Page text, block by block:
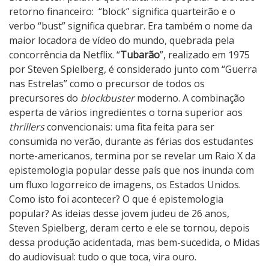
u
b
a
r
ã
o
retorno financeiro: “block” significa quarteirão e o
verbo “bust” significa quebrar. Era também o nome da
maior locadora de vídeo do mundo, quebrada pela
concorrência da Netflix. “Tubarão”, realizado em 1975
por Steven Spielberg, é considerado junto com “Guerra
nas Estrelas” como o precursor de todos os
precursores do blockbustermoderno. A combinação
esperta de vários ingredientes o torna superior aos
thrillersconvencionais: uma fita feita para ser
consumida no verão, durante as férias dos estudantes
norte-americanos, termina por se revelar um Raio X da
epistemologia popular desse país que nos inunda com
um fluxo logorreico de imagens, os Estados Unidos.
Como isto foi acontecer? O que é epistemologia
popular? As ideias desse jovem judeu de 26 anos,
Steven Spielberg, deram certo e ele se tornou, depois
dessa produção acidentada, mas bem-sucedida, o Midas
do audiovisual: tudo o que toca, vira ouro.